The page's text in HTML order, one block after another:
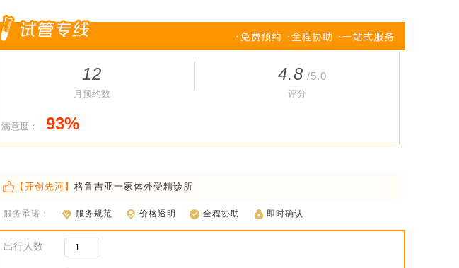
12
月预约数
4.8 /5.0
评分
满意度： 93%
【开创先河】 格鲁吉亚一家体外受精诊所
服务承诺： 服务规范 价格透明 全程协助 即时确认
出行人数